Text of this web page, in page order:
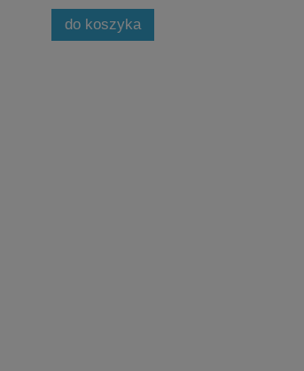
do koszyka